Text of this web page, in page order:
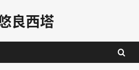
良西塔